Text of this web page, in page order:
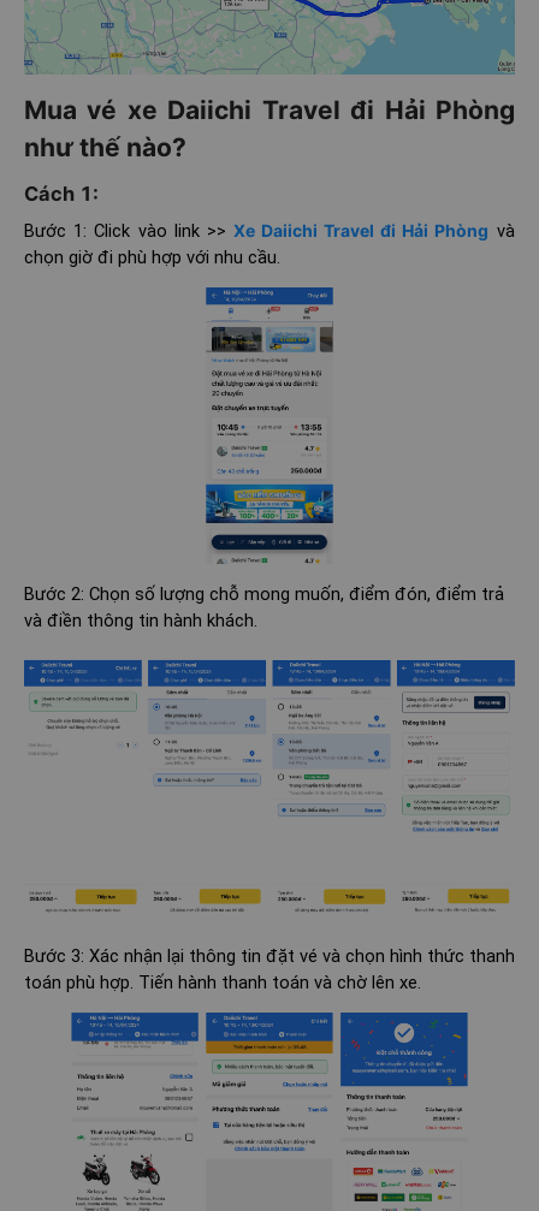
Mua vé xe Daiichi Travel đi Hải Phòng
như thế nào?
Cách 1:
Bước 1: Click vào link >> Xe Daiichi Travel đi Hải Phòng và
chọn giờ đi phù hợp với nhu cầu.
Bước 2: Chọn số lượng chỗ mong muốn, điểm đón, điểm trả
và điền thông tin hành khách.
Bước 3: Xác nhận lại thông tin đặt vé và chọn hình thức thanh
toán phù hợp. Tiến hành thanh toán và chờ lên xe.